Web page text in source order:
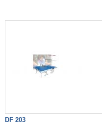
DF 203